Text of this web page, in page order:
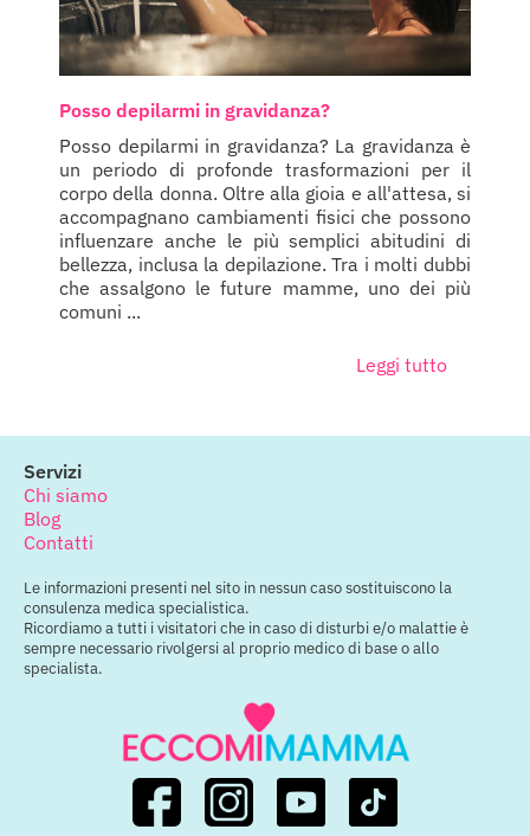
Posso depilarmi in gravidanza?
Posso depilarmi in gravidanza? La gravidanza è
un periodo di profonde trasformazioni per il
corpo della donna. Oltre alla gioia e all'attesa, si
accompagnano cambiamenti fisici che possono
influenzare anche le più semplici abitudini di
bellezza, inclusa la depilazione. Tra i molti dubbi
che assalgono le future mamme, uno dei più
comuni ...
Leggi tutto
Servizi
Chi siamo
Blog
Contatti
Le informazioni presenti nel sito in nessun caso sostituiscono la
consulenza medica specialistica.
Ricordiamo a tutti i visitatori che in caso di disturbi e/o malattie è
sempre necessario rivolgersi al proprio medico di base o allo
specialista.